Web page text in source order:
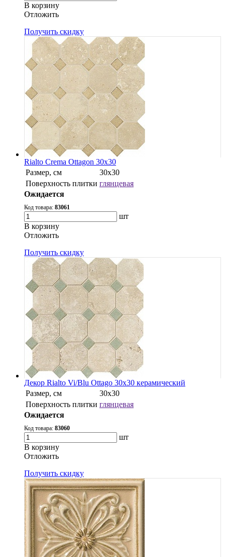
В корзину
Oтложить
Получить скидку
Rialto Crema Ottagon 30x30
Размер, см
30х30
Поверхность плитки глянцевая
Ожидается
Код товара: 83061
шт
В корзину
Oтложить
Получить скидку
Декор Rialto Vi/Blu Ottago 30x30 керамический
Размер, см
30х30
Поверхность плитки глянцевая
Ожидается
Код товара: 83060
шт
В корзину
Oтложить
Получить скидку